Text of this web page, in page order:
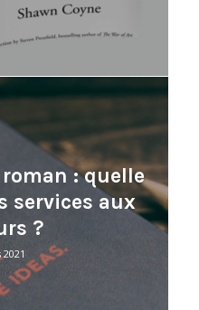
: quelle
services aux
?